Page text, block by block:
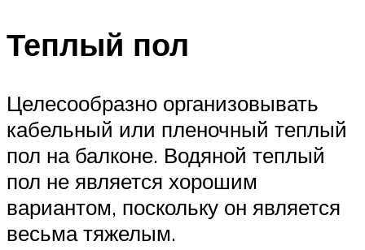
Теплый пол
Целесообразно организовывать
кабельный или пленочный теплый
пол на балконе. Водяной теплый
пол не является хорошим
вариантом, поскольку он является
весьма тяжелым.